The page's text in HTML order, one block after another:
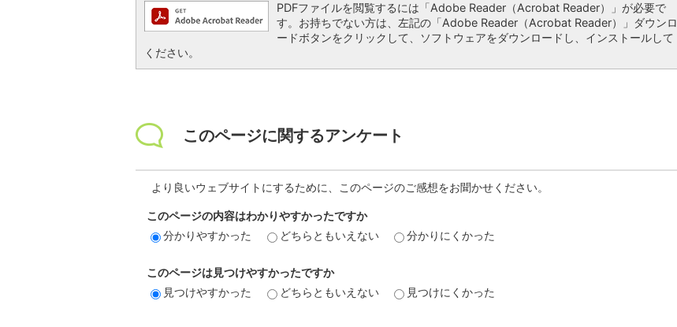
PDFファイルを閲覧するには「Adobe Reader（Acrobat Reader）」が必要で
す。お持ちでない方は、左記の「Adobe Reader（Acrobat Reader）」ダウンロ
ードボタンをクリックして、ソフトウェアをダウンロードし、インストールして
ください。
このページに関するアンケート
より良いウェブサイトにするために、このページのご感想をお聞かせください。
このページの内容はわかりやすかったですか
分かりやすかった
どちらともいえない 分かりにくかった
このページは見つけやすかったですか
見つけやすかった
どちらともいえない 見つけにくかった